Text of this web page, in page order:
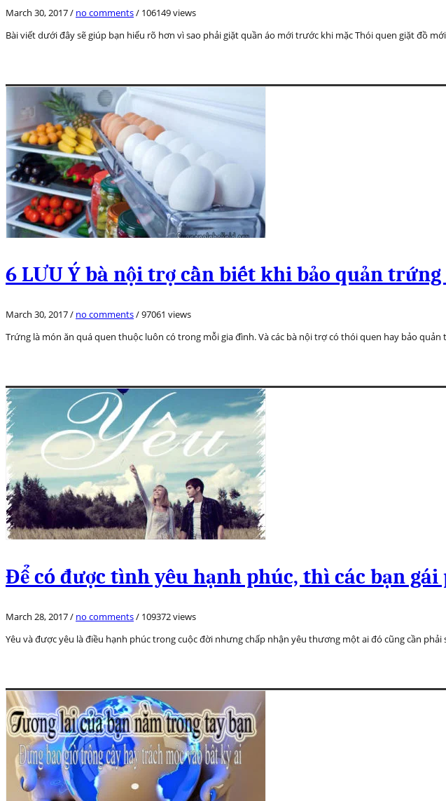
March 30, 2017/ no comments/ 106149 views
Bài viết dưới đây sẽ giúp bạn hiểu rõ hơn vì sao phải giặt quần áo mới trước khi mặc Thói quen giặt đồ
6 LƯU Ý bà nội trợ cần biết khi bảo quản
March 30, 2017/ no comments/97061 views
Trứng là món ăn quá quen thuộc luôn có trong mỗi gia đình. Và các bà nội trợ có thói quen hay bảo
Để có được tình yêu hạnh phúc, thì các bạn
March 28, 2017/ no comments/ 109372 views
Yêu và được yêu là điều hạnh phúc trong cuộc đời nhưng chấp nhận yêu thương một ai đó cũng cần